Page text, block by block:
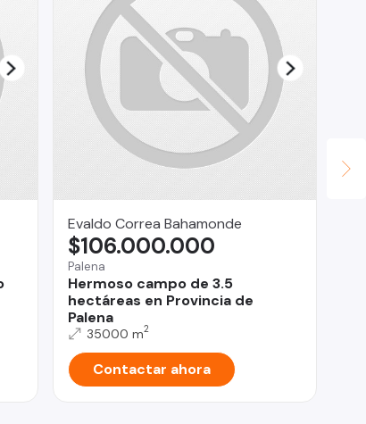
Evaldo Correa Bahamonde
Palena
Hermoso campo de 3.5
hectáreas en Provincia de
Palena
$106.000.000
35000 m2
Contactar ahora